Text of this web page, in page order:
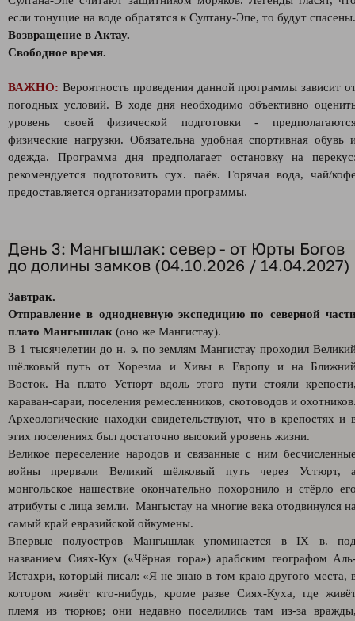
если тонущие на воде обратятся к Султану-Эпе, то будут спасены.
Возвращение в Актау.
Свободное время.
ВАЖНО: Вероятность проведения данной программы зависит
погодных условий. В ходе дня необходимо объективно
уровень своей физической подготовки -
физические нагрузки. Обязательна удобная спортивная обувь
одежда. Программа дня предполагает остановку на
рекомендуется подготовить сух. паёк. Горячая вода, чай/
предоставляется организаторами программы.
День 3: Мангышлак: север - от Юрты Богов
до долины замков (04.10.2026 / 14.04.2027)
Завтрак.
Отправление в однодневную экспедицию по северной
плато Мангышлак (оно же Мангистау).
В 1 тысячелетии до н. э. по землям Мангистау проходил
шёлковый путь от Хорезма и Хивы в Европу и на
Восток. На плато Устюрт вдоль этого пути стояли
караван-сараи, поселения ремесленников, скотоводов и
Археологические находки свидетельствуют, что в крепостях и
этих поселениях был достаточно высокий уровень жизни.
Великое переселение народов и связанные с ним
войны прервали Великий шёлковый путь через Устюрт,
монгольское нашествие окончательно похоронило и стёрло
атрибуты с лица земли. Мангыстау на многие века отодвинулся
самый край евразийской ойкумены.
Впервые полуостров Мангышлак упоминается в IX в.
названием Сиях-Кух («Чёрная гора») арабским географом
Истахри, который писал: «Я не знаю в том краю другого места,
котором живёт кто-нибудь, кроме разве Сиях-Куха, где
племя из тюрков; они недавно поселились там из-за